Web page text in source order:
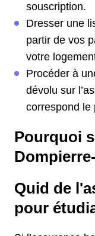
souscription.
Dresser une
partir de vos
votre
Procéder à
dévolu sur
correspond le
Pourquoi
Quid de
pour